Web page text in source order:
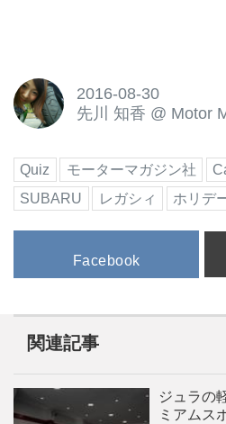
2016-08-30
先川 知香 @ Motor
Quiz モーターマガジン社
SUBARU
レガシィ ホリデ
Facebook
関連記事
ジュラの
ミアムス